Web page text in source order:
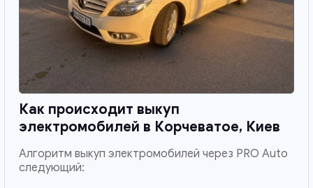
Как происходит выкуп
электромобилей в Корчеватое, Киев
Алгоритм выкуп электромобилей через PRO Auto
следующий: